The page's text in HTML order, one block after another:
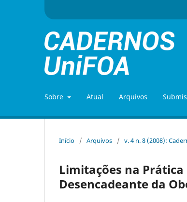
Sobre Atual Arquivos
Início / Arquivos / v. 4 n. 8 (2008):
Limitações na Prática
Desencadeante da